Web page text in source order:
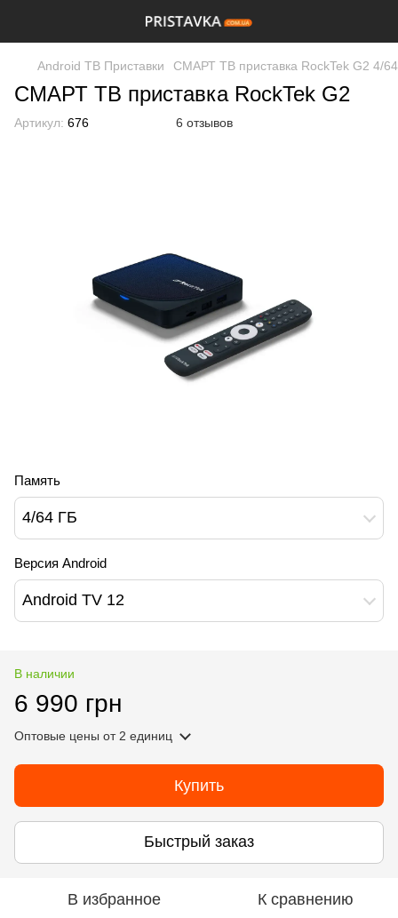
Android ТВ Приставки СМАРТ ТВ приставка RockTek G2 4/
СМАРТ ТВ приставка RockTek G2
Артикул: 676 6 отзывов
Память
4/64 ГБ
Версия Android
Android TV 12
В наличии
6 990 грн
Оптовые цены от 2 единиц
Купить
Быстрый заказ
В избранное К сравнению